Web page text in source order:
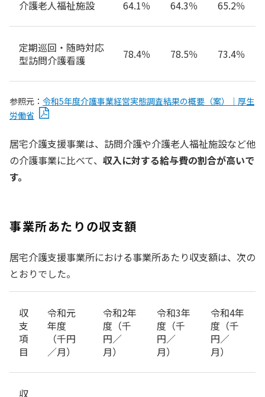
介護老人福祉施設 64.1％ 64.3％ 65.2％
定期巡回・随時対応
型訪問介護看護
78.4％ 78.5％ 73.4％
参照元： 令和5年度介護事業経営実態調査結果の概要（案）｜厚生
労働省
居宅介護支援事業は、訪問介護や介護老人福祉施設など他
の介護事業に比べて、 収入に対する給与費の割合が高いで
す。
事業所あたりの収支額
居宅介護支援事業所における事業所あたり収支額は、次の
とおりでした。
収
支
項
目
令和元
年度
（千円
／月）
令和2年
度（千
円／
月）
令和3年
度（千
円／
月）
令和4年
度（千
円／
月）
収